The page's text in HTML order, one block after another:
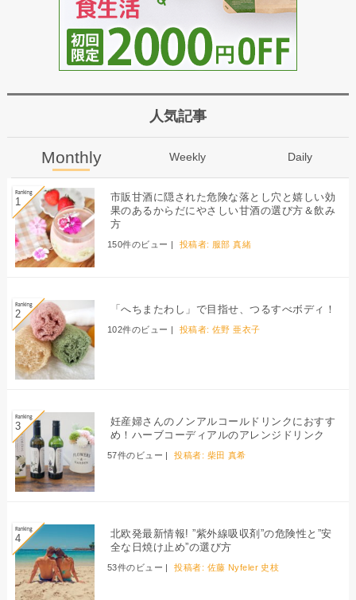
人気記事
Monthly Weekly Daily
市販甘酒に隠された危険な落とし穴と嬉しい効
果のあるからだにやさしい甘酒の選び方＆飲み
方
150件のビュー | 投稿者: 服部 真緒
「へちまたわし」で目指せ、つるすべボディ！
102件のビュー | 投稿者:佐野 亜衣子
妊産婦さんのノンアルコールドリンクにおすす
め！ハーブコーディアルのアレンジドリンク
57件のビュー | 投稿者: 柴田 真希
北欧発最新情報! ”紫外線吸収剤”の危険性と”安
全な日焼け止め”の選び方
53件のビュー | 投稿者: 佐藤 Nyfeler 史枝